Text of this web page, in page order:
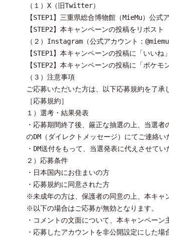
（１）X（旧Twitter）
【STEP1】三重県総合博物館（MieMu）公
【STEP2】本キャンペーンの投稿をリポスト
（２）Instagram（公式アカウント：
【STEP1】本キャンペーンの投稿に「いいね」
【STEP2】本キャンペーンの投稿に「ポケモ
（３）注意事項
ご応募いただいた方は、以下応募規約を了承
［応募規約］
１）選考・結果発表
・応募期間終了後、厳正な抽選の上、当選
のDM（ダイレクトメッセージ）にてご連絡い
・DM送付をもって、当選発表に代えさせてい
２）応募条件
・日本国内にお住まいの方
・応募規約に同意された方
※未成年の方は、保護者の同意の上、本キャ
※以下の場合はご応募が無効となります。
・コメントの文面について、本キャンペー
・応募したアカウントを非公開設定にした場